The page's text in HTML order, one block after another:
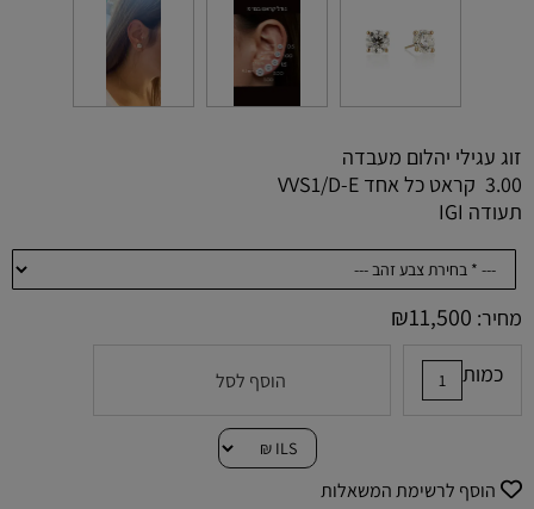
זוג עגילי יהלום מעבדה
3.00 קראט כל אחד VVS1/D-E
תעודה IGI
מחיר: ₪11,500
כמות הוסף לסל
הוסף לרשימת המשאלות